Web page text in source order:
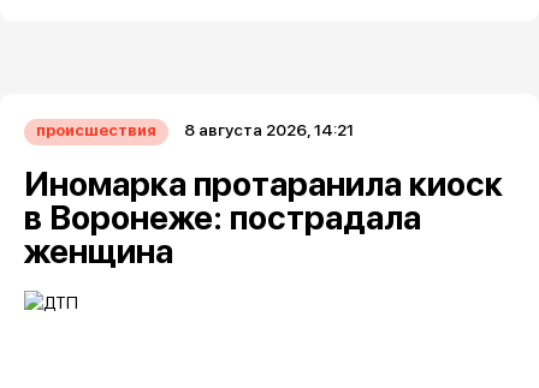
происшествия 8 августа 2026, 14:21
Иномарка протаранила киоск
в Воронеже: пострадала
женщина